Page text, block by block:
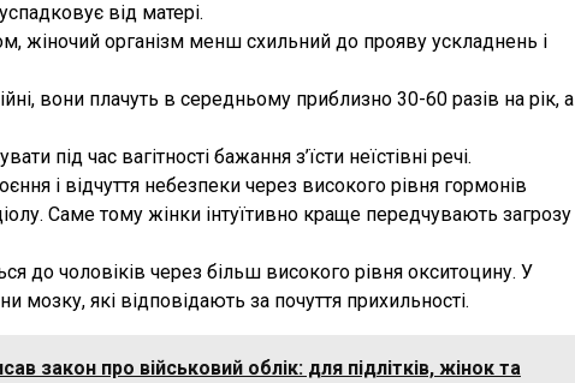
від матері.
жіночий організм менш схильний до прояву ускладнень і
вони плачуть в середньому приблизно 30-60 разів на рік, а
під час вагітності бажання з’їсти неїстівні речі.
і відчуття небезпеки через високого рівня гормонів
Саме тому жінки інтуїтивно краще передчувають загрозу
до чоловіків через більш високого рівня окситоцину. У
мозку, які відповідають за почуття прихильності.
закон про військовий облік: для підлітків, жінок та